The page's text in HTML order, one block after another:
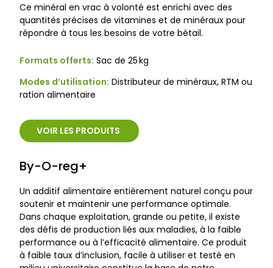
Ce minéral en vrac à volonté est enrichi avec des
quantités précises de vitamines et de minéraux pour
répondre à tous les besoins de votre bétail.
Formats offerts: Sac de 25 kg
Modes d’utilisation: Distributeur de minéraux, RTM ou
ration alimentaire
VOIR LES PRODUITS
By-O-reg+
Un additif alimentaire entièrement naturel conçu pour
soutenir et maintenir une performance optimale.
Dans chaque exploitation, grande ou petite, il existe
des défis de production liés aux maladies, à la faible
performance ou à l’efficacité alimentaire. Ce produit
à faible taux d’inclusion, facile à utiliser et testé en